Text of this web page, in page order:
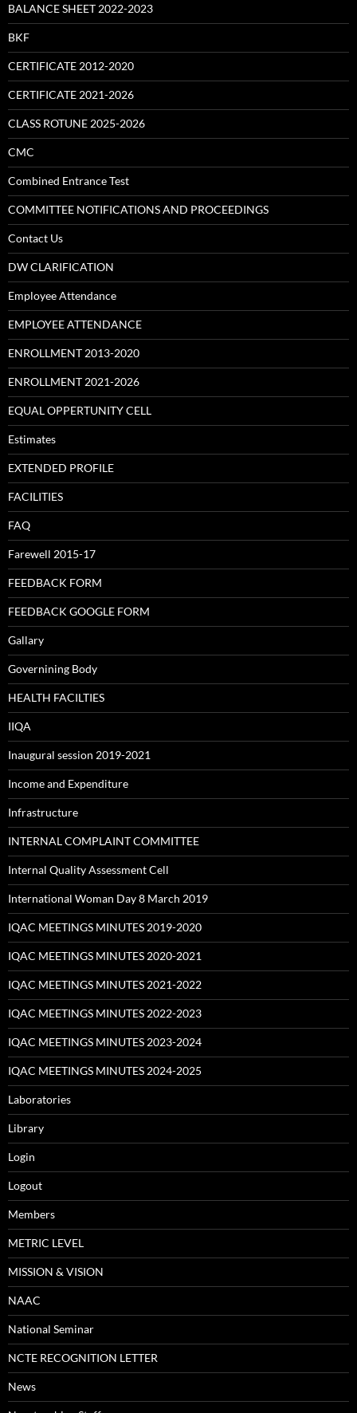
BALANCE SHEET 2022-2023
BKF
CERTIFICATE 2012-2020
CERTIFICATE 2021-2026
CLASS ROTUNE 2025-2026
CMC
Combined Entrance Test
COMMITTEE NOTIFICATIONS AND PROCEEDINGS
Contact Us
DW CLARIFICATION
Employee Attendance
EMPLOYEE ATTENDANCE
ENROLLMENT 2013-2020
ENROLLMENT 2021-2026
EQUAL OPPERTUNITY CELL
Estimates
EXTENDED PROFILE
FACILITIES
FAQ
Farewell 2015-17
FEEDBACK FORM
FEEDBACK GOOGLE FORM
Gallary
Governining Body
HEALTH FACILTIES
IIQA
Inaugural session 2019-2021
Income and Expenditure
Infrastructure
INTERNAL COMPLAINT COMMITTEE
Internal Quality Assessment Cell
International Woman Day 8 March 2019
IQAC MEETINGS MINUTES 2019-2020
IQAC MEETINGS MINUTES 2020-2021
IQAC MEETINGS MINUTES 2021-2022
IQAC MEETINGS MINUTES 2022-2023
IQAC MEETINGS MINUTES 2023-2024
IQAC MEETINGS MINUTES 2024-2025
Laboratories
Library
Login
Logout
Members
METRIC LEVEL
MISSION & VISION
NAAC
National Seminar
NCTE RECOGNITION LETTER
News